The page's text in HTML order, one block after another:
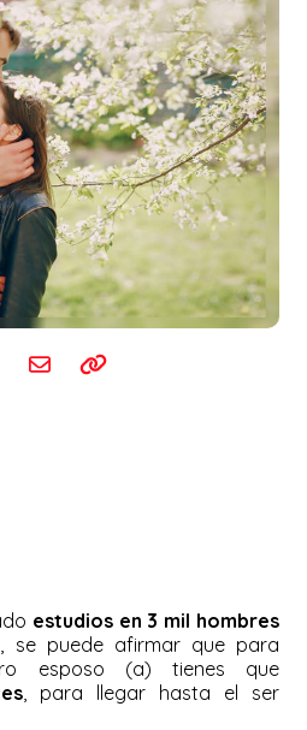
estudios en 3 mil hombres
se puede afirmar que para
esposo (a) tienes que
, para llegar hasta el ser